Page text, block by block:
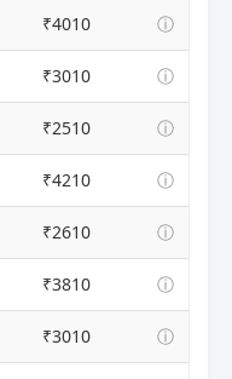
₹4010 ⓘ
₹3010 ⓘ
₹2510 ⓘ
₹4210 ⓘ
₹2610 ⓘ
₹3810 ⓘ
₹3010 ⓘ